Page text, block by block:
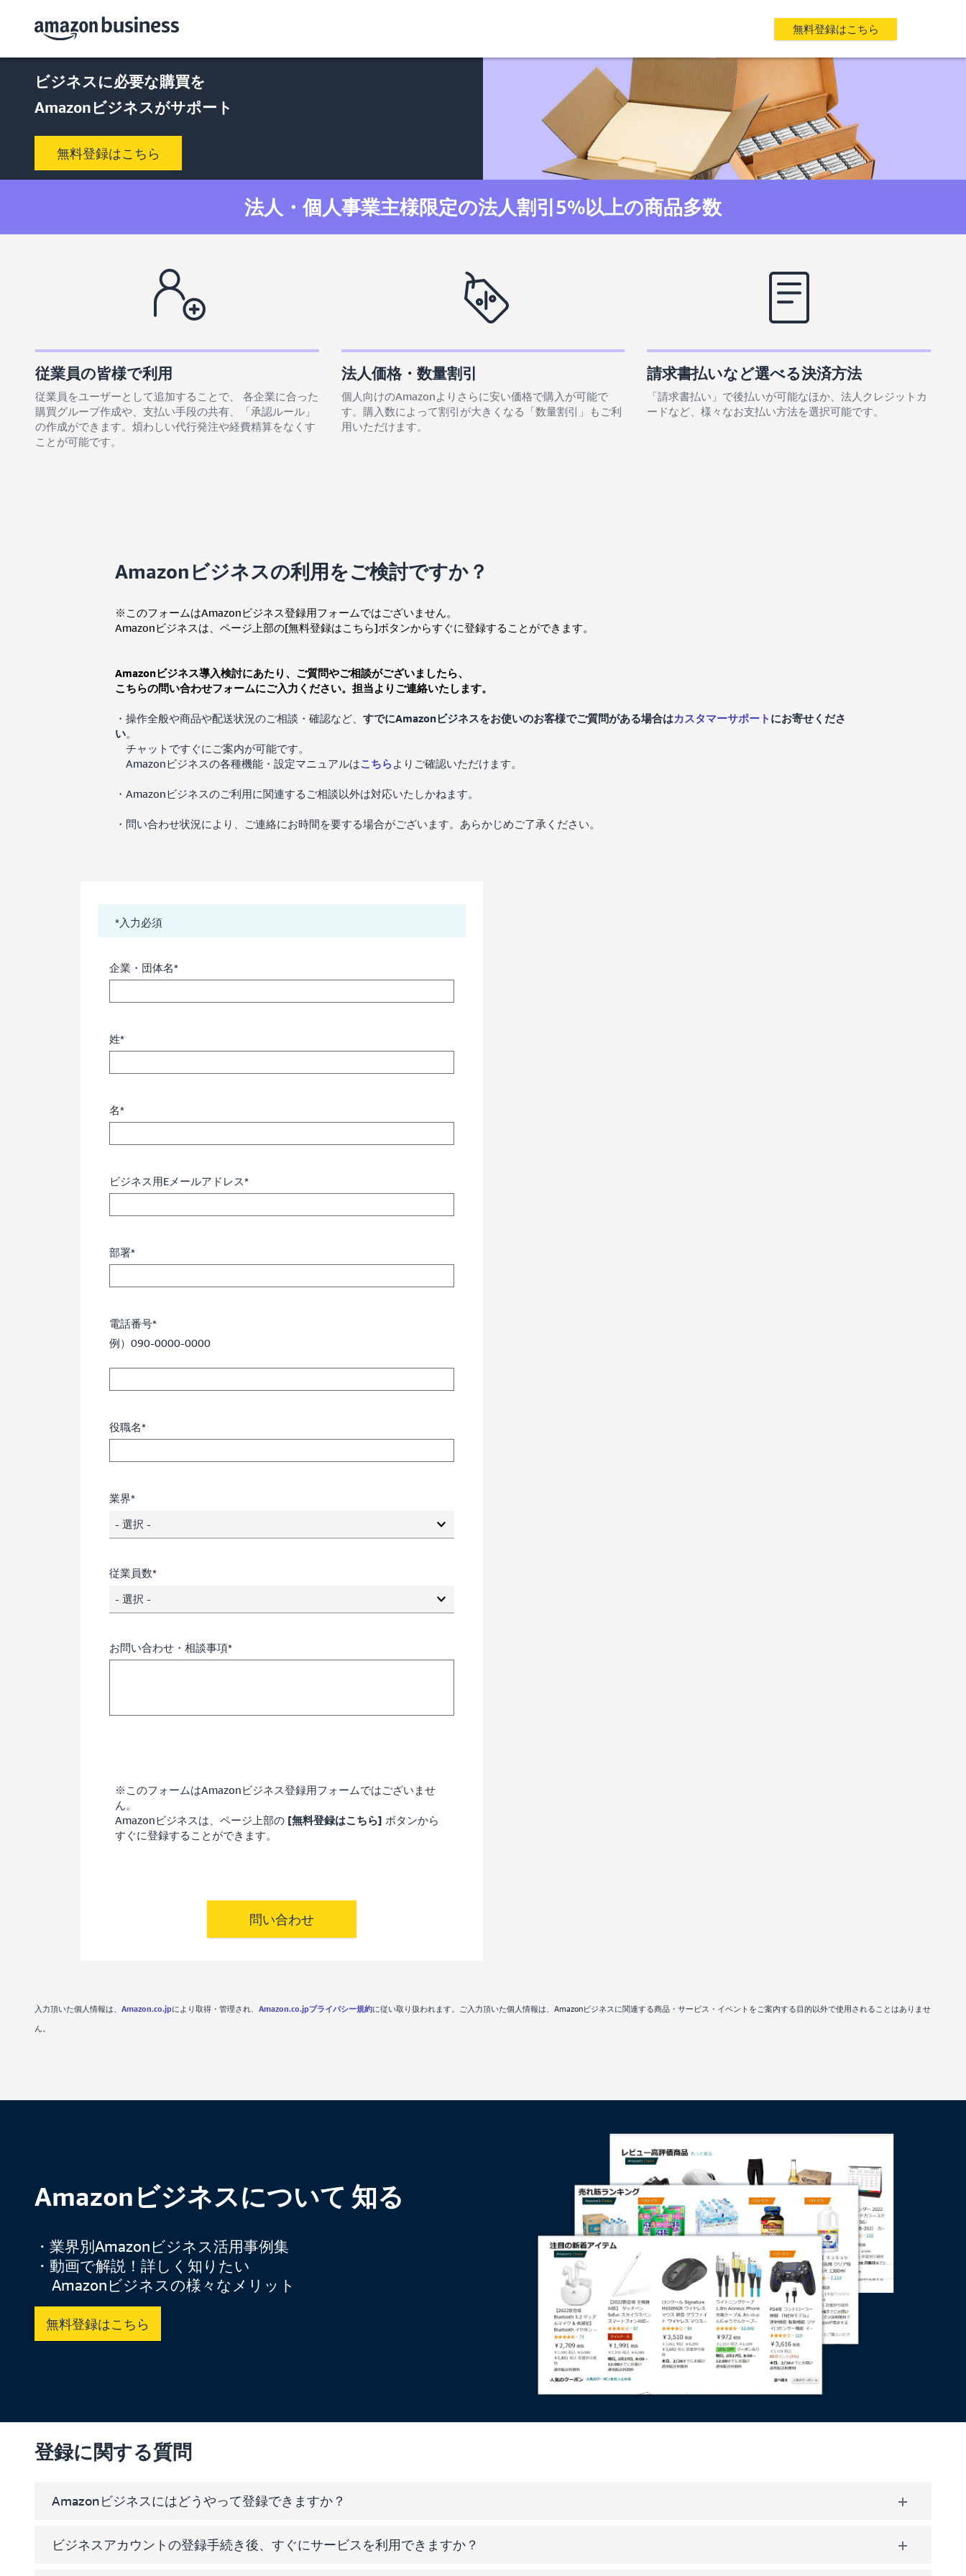
無料登録はこちら
ビジネスに必要な購買を
Amazonビジネスがサポート
無料登録はこちら
法人・個人事業主様限定の法人割引5%以上の商品多数
従業員の皆様で利用
従業員をユーザーとして追加することで、 各企業に合った
購買グループ作成や、支払い手段の共有、「承認ルール」
の作成ができます。煩わしい代行発注や経費精算をなくす
ことが可能です。
法人価格・数量割引
個人向けのAmazonよりさらに安い価格で購入が可能で
す。購入数によって割引が大きくなる「数量割引」もご利
用いただけます。
請求書払いなど選べる決済方法
「請求書払い」で後払いが可能なほか、法人クレジットカ
ードなど、様々なお支払い方法を選択可能です。
Amazonビジネスの利用をご検討ですか？
※このフォームはAmazonビジネス登録用フォームではございません。
Amazonビジネスは、ページ上部の[無料登録はこちら]ボタンからすぐに登録することができます。
Amazonビジネス導入検討にあたり、ご質問やご相談がございましたら、
こちらの問い合わせフォームにご入力ください。担当よりご連絡いたします。
・操作全般や商品や配送状況のご相談・確認など、 すでにAmazonビジネスをお使いのお客様でご質問がある場合はカスタマーサポート にお寄せくださ
い。
チャットですぐにご案内が可能です。
Amazonビジネスの各種機能・設定マニュアルはこちらよりご確認いただけます。
・Amazonビジネスのご利用に関連するご相談以外は対応いたしかねます。
・問い合わせ状況により、ご連絡にお時間を要する場合がございます。あらかじめご了承ください。
*入力必須
企業・団体名*
姓*
名*
ビジネス用Eメールアドレス*
部署*
電話番号*
例）090-0000-0000
役職名*
業界*
- 選択 -
従業員数*
- 選択 -
お問い合わせ・相談事項*
※このフォームはAmazonビジネス登録用フォームではございませ
ん。
Amazonビジネスは、ページ上部の [無料登録はこちら] ボタンから
すぐに登録することができます。
問い合わせ
入力頂いた個人情報は、 Amazon.co.jpにより取得・管理され、 Amazon.co.jpプライバシー規約に従い取り扱われます。ご入力頂いた個人情報は、Amazonビジネスに関連する商品・サービス・イベントをご案内する目的以外で使用されることはありませ
ん。
Amazonビジネスについて 知る
・業界別Amazonビジネス活用事例集
・動画で解説！詳しく知りたい
Amazonビジネスの様々なメリット
無料登録はこちら
登録に関する質問
Amazonビジネスにはどうやって登録できますか？
ビジネスアカウントの登録手続き後、すぐにサービスを利用できますか？